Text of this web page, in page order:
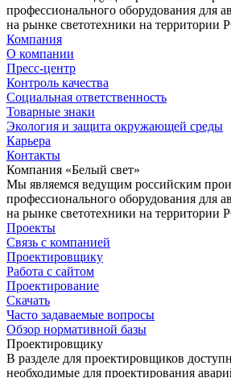
профессионального оборудования для
на рынке светотехники на территории
Компания
О компании
Пресс-центр
Контроль качества
Социальная ответственность
Товарные знаки
Экология и защита окружающей среды
Карьера
Контакты
Компания «Белый свет»
Мы являемся ведущим российским
профессионального оборудования для
на рынке светотехники на территории
Проекты
Связь с компанией
Проектировщику
Работа с сайтом
Проектирование
Скачать
Часто задаваемые вопросы
Обзор нормативной базы
Проектировщику
В разделе для проектировщиков
необходимые для проектирования